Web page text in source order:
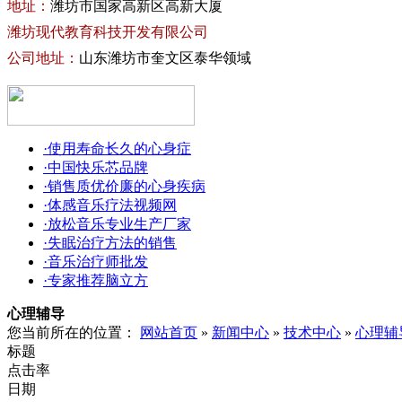
地址： 潍坊市国家高新区高新大厦
潍坊现代教育科技开发有限公司
公司地址： 山东潍坊市奎文区泰华领域
·使用寿命长久的心身症
·中国快乐芯品牌
·销售质优价廉的心身疾病
·体感音乐疗法视频网
·放松音乐专业生产厂家
·失眠治疗方法的销售
·音乐治疗师批发
·专家推荐脑立方
心理辅导
您当前所在的位置：
网站首页 » 新闻中心 » 技术中心 » 心理辅
标题
点击率
日期